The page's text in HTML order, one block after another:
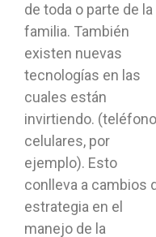
de toda o parte de la
familia. También
existen nuevas
tecnologías en las
cuales están
invirtiendo.
celulares, por
ejemplo). Esto
conlleva a cambios
estrategia en el
manejo de la